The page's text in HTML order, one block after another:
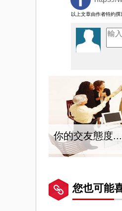
以上文章由作者特約
你的交友態度
您也可能